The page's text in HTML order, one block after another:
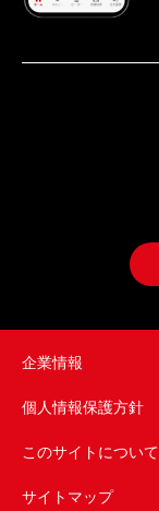
企業情報
個人情報保護方針
このサイトについて
サイトマップ